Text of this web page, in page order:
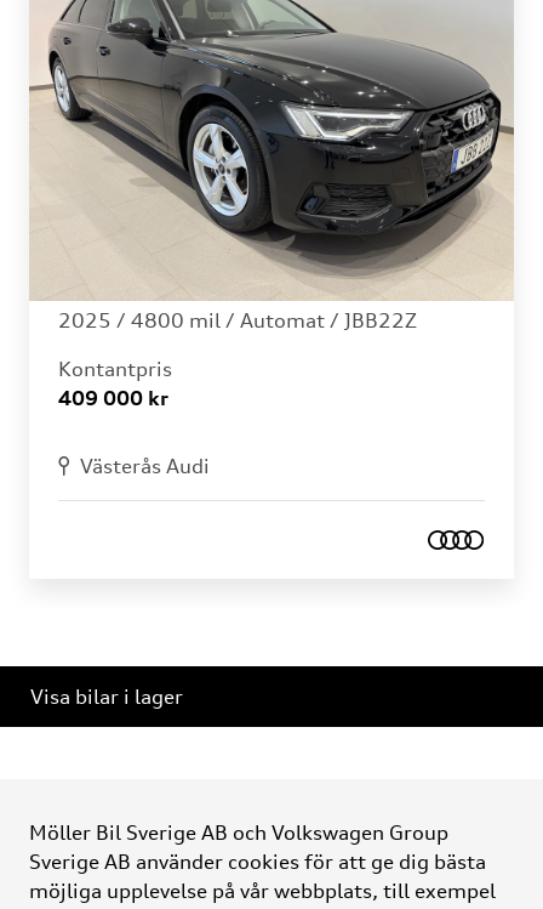
Möller Bil Sverige AB och Volkswagen Group
Sverige AB använder cookies för att ge dig bästa
möjliga upplevelse på vår webbplats, till exempel
Audi - A6 Avant
40 TDI Matrix Drag Värmare
2025 / 4800 mil / Automat / JBB22Z
Kontantpris
409 000 kr
Västerås Audi
Visa bilar i lager
Möller Bil Sverige